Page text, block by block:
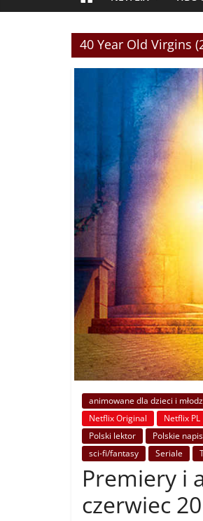
40 Year Old Virgins
animowane dla dzieci i
Netflix Original
Netflix PL
Polski lektor
Polskie
sci-fi/fantasy
Seriale
Premiery i
czerwiec